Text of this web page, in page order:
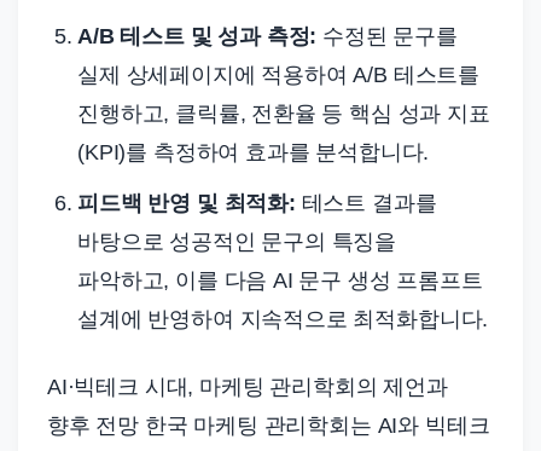
A/B 테스트 및 성과 측정: 수정된 문구를
실제 상세페이지에 적용하여 A/B 테스트를
진행하고, 클릭률, 전환율 등 핵심 성과 지표
(KPI)를 측정하여 효과를 분석합니다.
피드백 반영 및 최적화: 테스트 결과를
바탕으로 성공적인 문구의 특징을
파악하고, 이를 다음 AI 문구 생성 프롬프트
설계에 반영하여 지속적으로 최적화합니다.
AI·빅테크 시대, 마케팅 관리학회의 제언과
향후 전망 한국 마케팅 관리학회는 AI와 빅테크